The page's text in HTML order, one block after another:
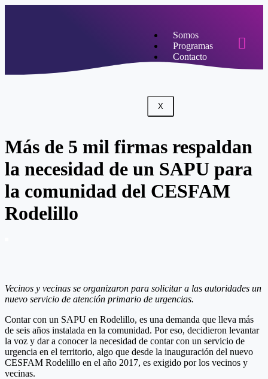
Somos
Programas
Contacto
X
Más de 5 mil firmas respaldan
la necesidad de un SAPU para
la comunidad del CESFAM
Rodelillo
Vecinos y vecinas se organizaron para solicitar a las autoridades un
nuevo servicio de atención primario de urgencias.
Contar con un SAPU en Rodelillo, es una demanda que lleva más
de seis años instalada en la comunidad. Por eso, decidieron levantar
la voz y dar a conocer la necesidad de contar con un servicio de
urgencia en el territorio, algo que desde la inauguración del nuevo
CESFAM Rodelillo en el año 2017, es exigido por los vecinos y
vecinas.